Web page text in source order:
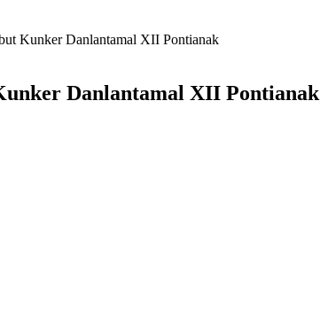
Kunker Danlantamal XII Pontianak
Danlantamal XII Pontianak